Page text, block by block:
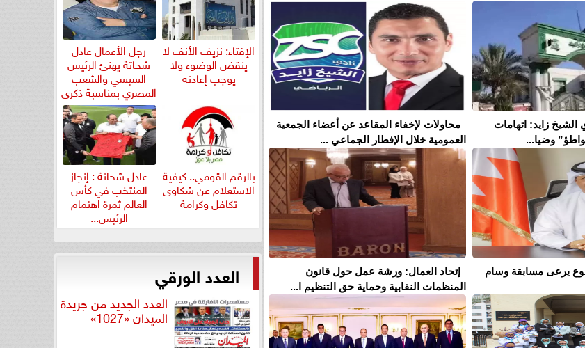
الشيخ زايد: اتهامات
وضيا...
محاولات لإخفاء المقاعد عن أعضاء الجمعية
العمومية خلال الإفطار الجماعي ...
يرعى مسابقة وسام
إتحاد العمال: ورشة عمل حول قانون
المنظمات النقابية وحماية حق التنظيم ا...
الإفتاء: نزيف الأنف لا
ينقض الوضوء ولا
يوجب إعادته
رجل الأعمال عادل
شحاتة يهنئ الرئيس
السيسي والشعب
المصري بمناسبة ذكرى
ثورة...
بالرقم القومي.. كيفية
الاستعلام عن شكاوى
تكافل وكرامة
عادل شحاتة : إنجاز
المنتخب في كأس
العالم ثمرة اهتمام
الرئيس...
العدد الورقي
العدد الجديد من جريدة
الميدان «1027»